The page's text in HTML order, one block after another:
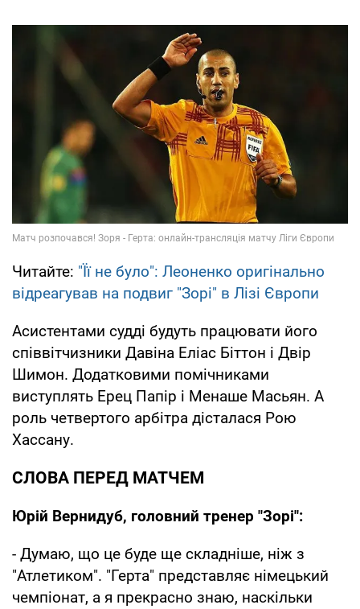
Читайте: "Її не було": Леоненко оригінально
відреагував на подвиг "Зорі" в Лізі Європи
Асистентами судді будуть працювати його
співвітчизники Давіна Еліас Біттон і Двір
Шимон. Додатковими помічниками
виступлять Ерец Папір і Менаше Масьян. А
роль четвертого арбітра дісталася Рою
Хассану.
СЛОВА ПЕРЕД МАТЧЕМ
Юрій Вернидуб, головний тренер "Зорі":
- Думаю, що це буде ще складніше, ніж з
"Атлетиком". "Герта" представляє німецький
чемпіонат, а я прекрасно знаю, наскільки